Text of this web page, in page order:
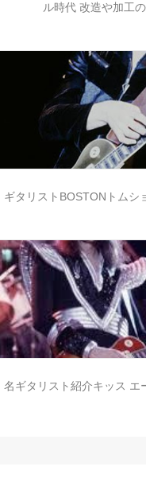
ル時代 改造や加工
ギタリストBOSTONトムシ
名ギタリスト紹介キッス エ